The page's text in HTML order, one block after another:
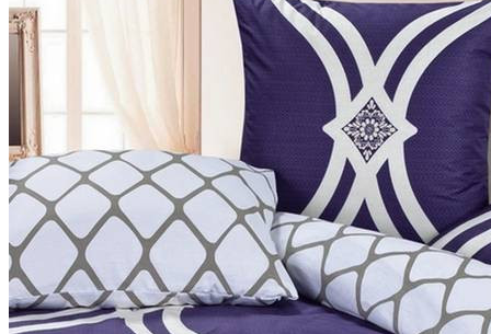
Ecotex Estetica
Ecotex Harmonica
Ecotex Monospace
РАЗМЕРЫ
1,5-спальное
2-спальное
Евро
Семейное